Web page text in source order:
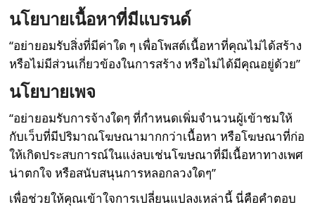
นโยบายเนื้อหาที่มีแบรนด์
“อย่ายอมรับสิ่งที่มีค่าใด ๆ เพื่อโพสต์เนื้อหาที่คุณไม่ได้สร้าง
หรือไม่มีส่วนเกี่ยวข้องในการสร้าง หรือไม่ได้มีคุณอยู่ด้วย”
นโยบายเพจ
“อย่ายอมรับการจ้างใดๆ ที่กำหนดเพิ่มจำนวนผู้เข้าชมให้
กับเว็บที่มีปริมาณโฆษณามากกว่าเนื้อหา หรือโฆษณาที่ก่อ
ให้เกิดประสบการณ์ในแง่ลบเช่นโฆษณาที่มีเนื้อหาทางเพศ
น่าตกใจ หรือสนับสนุนการหลอกลวงใดๆ”
เพื่อช่วยให้คุณเข้าใจการเปลี่ยนแปลงเหล่านี้ นี่คือคำตอบ